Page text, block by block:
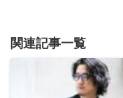
関連記事一覧